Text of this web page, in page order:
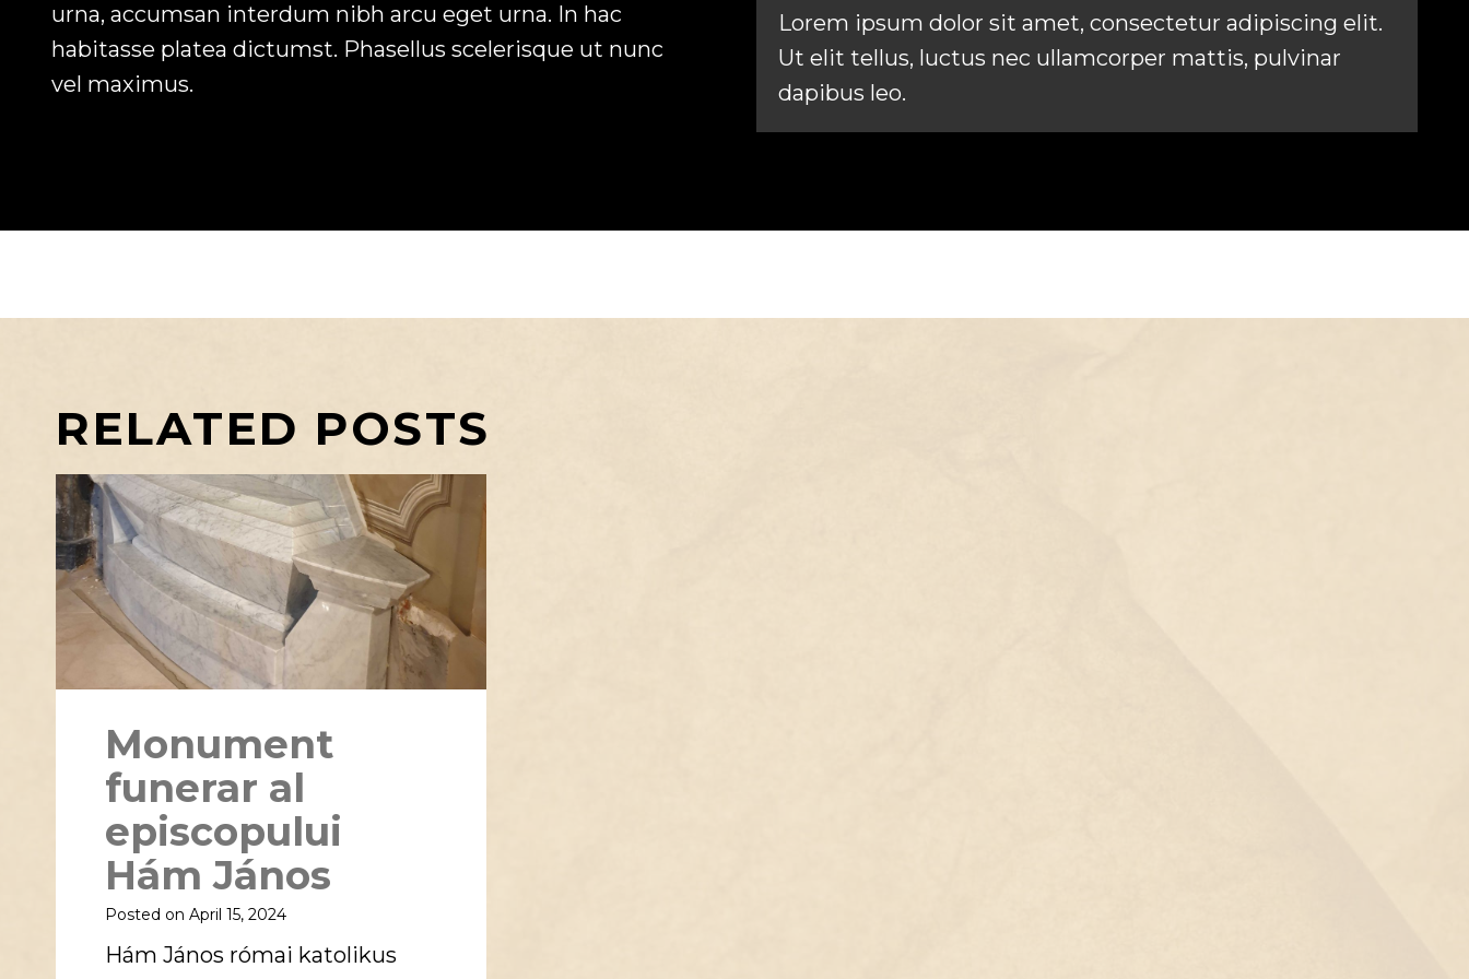
urna, accumsan interdum nibh arcu eget urna. In hac
habitasse platea dictumst. Phasellus scelerisque ut nunc
vel maximus.
Lorem ipsum dolor sit amet, consectetur adipiscing elit.
Ut elit tellus, luctus nec ullamcorper mattis, pulvinar
dapibus leo.
RELATED POSTS
Monument
funerar al
episcopului
Hám János
Posted on April 15, 2024
Hám János római katolikus